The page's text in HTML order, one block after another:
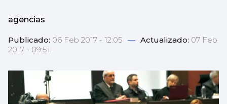
agencias
Publicado: 06 Feb 2017 - 12:05 — Actualizado: 07 Feb
2017 - 09:51